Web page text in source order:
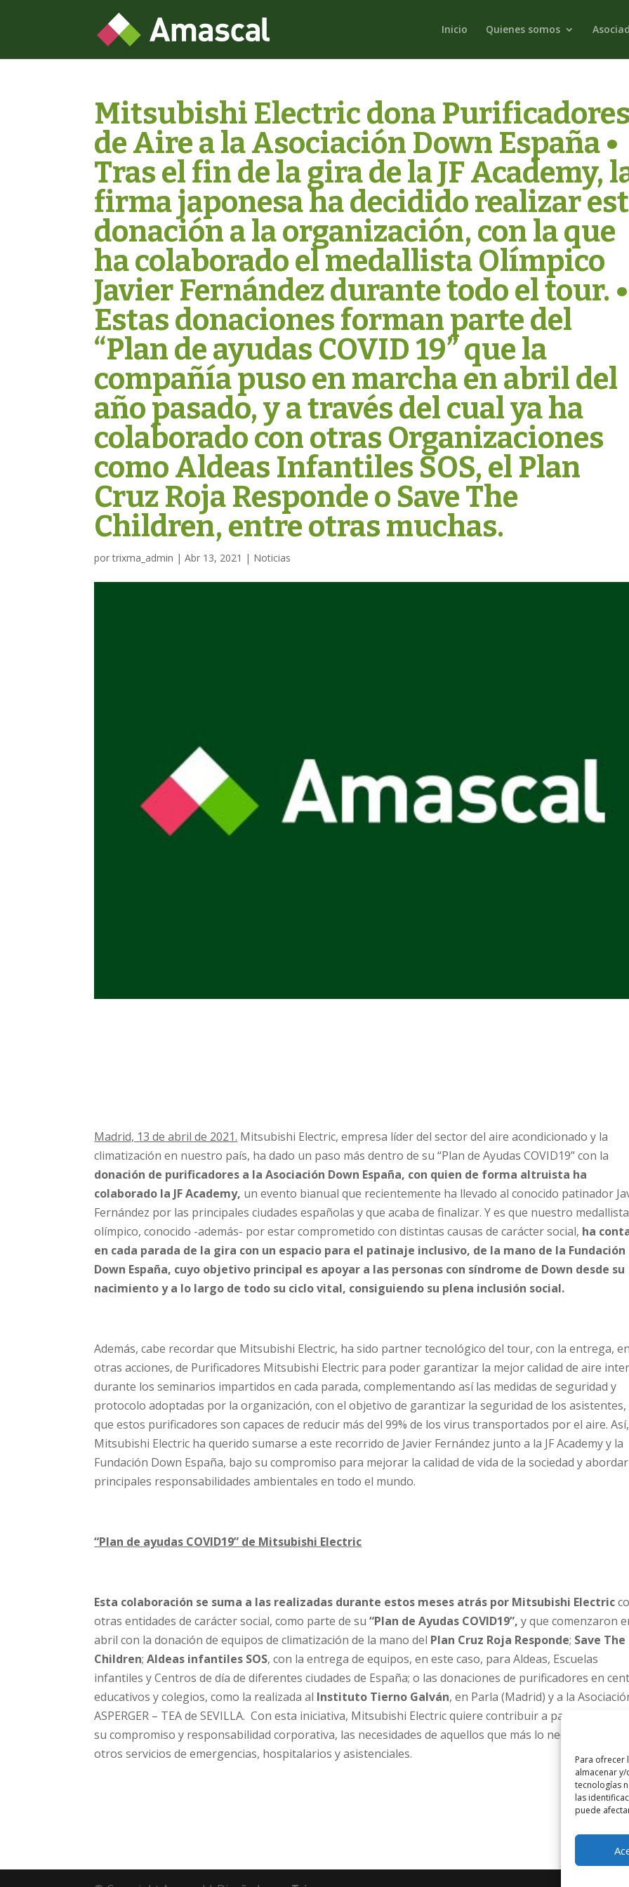
Para ofrecer
almacenar
tecnologías
las
puede
Inicio Quienes somos
Mitsubishi Electric dona Purificadores
de Aire a la Asociación Down España •
Tras el fin de la gira de la JF Academy,
firma japonesa ha decidido realizar
donación a la organización, con la que
ha colaborado el medallista Olímpico
Javier Fernández durante todo el tour. •
Estas donaciones forman parte del
“Plan de ayudas COVID 19” que la
compañía puso en marcha en abril del
año pasado, y a través del cual ya ha
colaborado con otras Organizaciones
como Aldeas Infantiles SOS, el Plan
Cruz Roja Responde o Save The
Children, entre otras muchas.
portrixma_admin |Abr 13, 2021 | Noticias
Madrid, 13 de abril de 2021. Mitsubishi Electric, empresa líder del sector del aire acondicionado y la
climatización en nuestro país, ha dado un paso más dentro de su “Plan de Ayudas COVID19” con la
donación de purificadores a la Asociación Down España, con quien de forma altruista ha
colaborado la JF Academy, un evento bianual que recientemente ha llevado al conocido patinador
Fernández por las principales ciudades españolas y que acaba de finalizar. Y es que nuestro medallista
olímpico, conocido -además- por estar comprometido con distintas causas de carácter social, ha
en cada parada de la gira con un espacio para el patinaje inclusivo, de la mano de la Fundación
Down España, cuyo objetivo principal es apoyar a las personas con síndrome de Down desde su
nacimiento y a lo largo de todo su ciclo vital, consiguiendo su plena inclusión social.
Además, cabe recordar que Mitsubishi Electric, ha sido partner tecnológico del tour, con la entrega,
otras acciones, de Purificadores Mitsubishi Electric para poder garantizar la mejor calidad de aire
durante los seminarios impartidos en cada parada, complementando así las medidas de seguridad y
protocolo adoptadas por la organización, con el objetivo de garantizar la seguridad de los asistentes,
que estos purificadores son capaces de reducir más del 99% de los virus transportados por el aire. Así,
Mitsubishi Electric ha querido sumarse a este recorrido de Javier Fernández junto a la JF Academy y la
Fundación Down España, bajo su compromiso para mejorar la calidad de vida de la sociedad y
principales responsabilidades ambientales en todo el mundo.
“Plan de ayudas COVID19” de Mitsubishi Electric
Esta colaboración se suma a las realizadas durante estos meses atrás por Mitsubishi Electric
otras entidades de carácter social, como parte de su“Plan de Ayudas COVID19”, y que comenzaron
abril con la donación de equipos de climatización de la mano del Plan Cruz Roja Responde; Save The
Children;Aldeas infantiles SOS, con la entrega de equipos, en este caso, para Aldeas, Escuelas
infantiles y Centros de día de diferentes ciudades de España; o las donaciones de purificadores en
educativos y colegios, como la realizada al Instituto Tierno Galván, en Parla (Madrid) y a la
ASPERGER – TEA de SEVILLA. Con esta iniciativa, Mitsubishi Electric quiere contribuir a paliar, en línea
su compromiso y responsabilidad corporativa, las necesidades de aquellos que más lo necesitan y de
otros servicios de emergencias, hospitalarios y asistenciales.